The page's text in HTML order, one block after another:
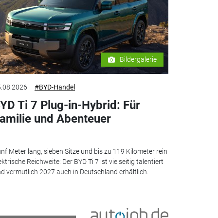
Bildergalerie
#BYD-Handel
Ti 7 Plug-in-Hybrid: Für
und Abenteuer
Meter lang, sieben Sitze und bis zu 119 Kilometer rein
Reichweite: Der BYD Ti 7 ist vielseitig talentiert
vermutlich 2027 auch in Deutschland erhältlich.